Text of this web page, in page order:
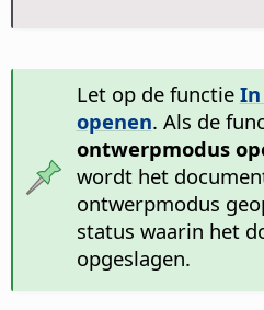
Let op de functie
openen. Als de
ontwerpmodus
wordt het
ontwerpmodus
status waarin het
opgeslagen.